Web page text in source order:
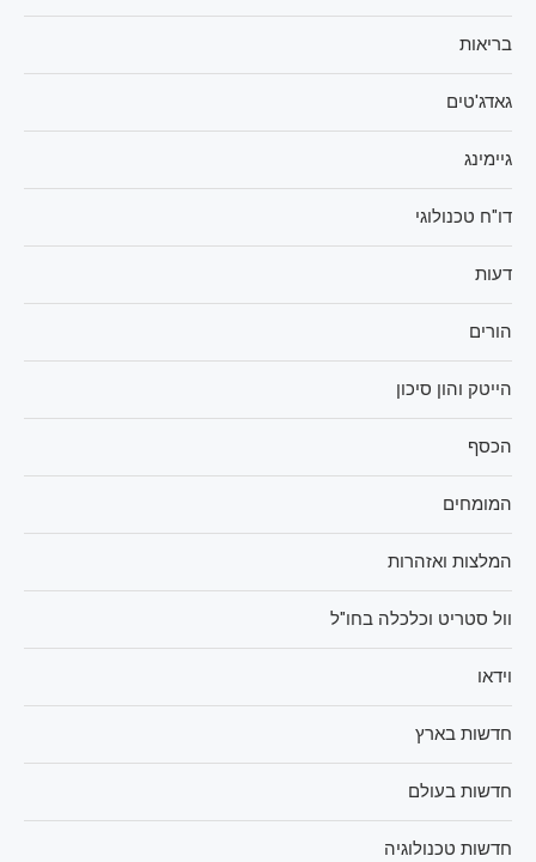
בריאות
גאדג'טים
גיימינג
דו"ח טכנולוגי
דעות
הורים
הייטק והון סיכון
הכסף
המומחים
המלצות ואזהרות
וול סטריט וכלכלה בחו"ל
וידאו
חדשות בארץ
חדשות בעולם
חדשות טכנולוגיה